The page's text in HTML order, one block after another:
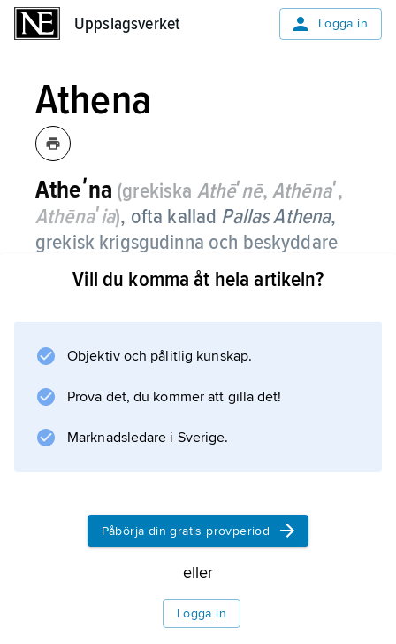
Uppslagsverket Logga in
Athena
Atheʹna (grekiska Athēʹnē, Athēnaʹ,
Athēnaʹia), ofta kallad Pallas Athena,
grekisk krigsgudinna och beskyddare
av hantverk och konst, av romarna
identifierad med Minerva.
mykensk tid.
Litteraturanvisning
Vill du komma åt hela artikeln?
Objektiv och pålitlig kunskap.
Prova det, du kommer att gilla det!
Marknadsledare i Sverige.
Påbörja din gratis provperiod
eller
Logga in